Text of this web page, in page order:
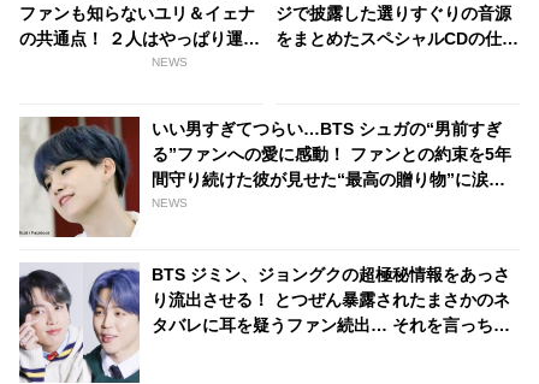
ファンも知らないユリ＆イェナ
の共通点！ ２人はやっぱり運命
の糸で結ばれている・・！？
NEWS
ジで披露した選りすぐりの音源
をまとめたスペシャルCDの仕
いい男すぎてつらい…BTS シュガの“男前すぎ
る”ファンへの愛に感動！ ファンとの約束を5年
間守り続けた彼が見せた“最高の贈り物”に涙…
シュガの”沼”に落ちていく人が続出
NEWS
BTS ジミン、ジョングクの超極秘情報をあっさ
り流出させる！ とつぜん暴露されたまさかのネ
タバレに耳を疑うファン続出… それを言っちゃ